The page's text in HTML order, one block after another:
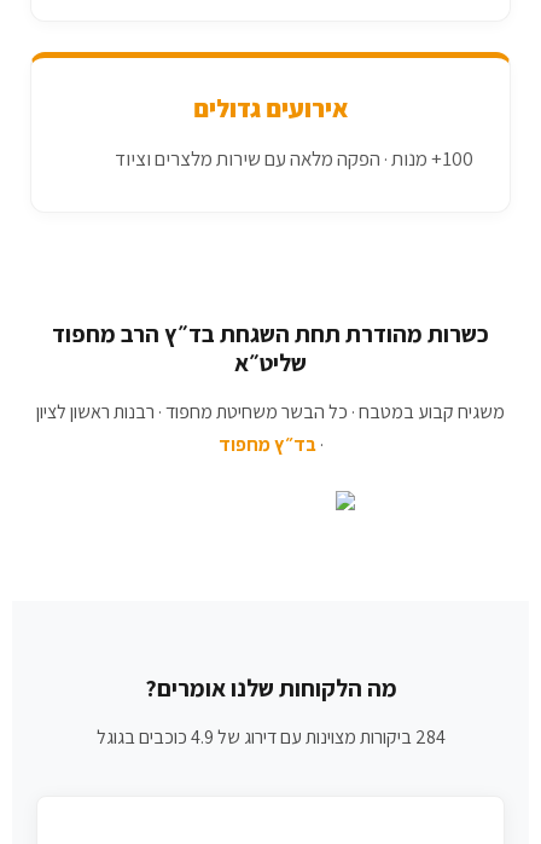
אירועים גדולים
100+ מנות · הפקה מלאה עם שירות מלצרים וציוד
כשרות מהודרת תחת השגחת בד״ץ הרב מחפוד
שליט״א
משגיח קבוע במטבח · כל הבשר משחיטת מחפוד · רבנות ראשון לציון
·בד״ץ מחפוד
מה הלקוחות שלנו אומרים?
284 ביקורות מצוינות עם דירוג של 4.9 כוכבים בגוגל